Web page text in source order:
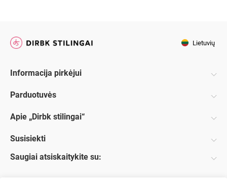
Informacija pirkėjui
Parduotuvės
Apie „Dirbk stilingai“
Susisiekti
Saugiai atsiskaitykite su:
Lietuvių